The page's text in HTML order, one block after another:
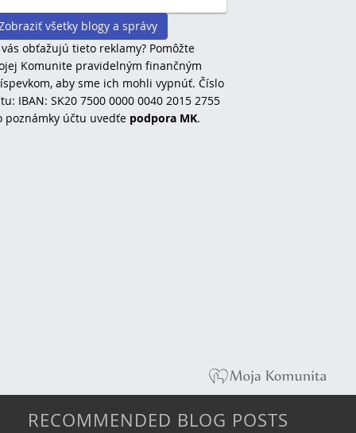
všetky blogy a správy
obťažujú tieto reklamy? Pomôžte
Komunite pravidelným finančným
aby sme ich mohli vypnúť. Číslo
IBAN: SK20 7500 0000 0040 2015 2755
poznámky účtu uvedťe podpora MK.
RECOMMENDED BLOG POSTS